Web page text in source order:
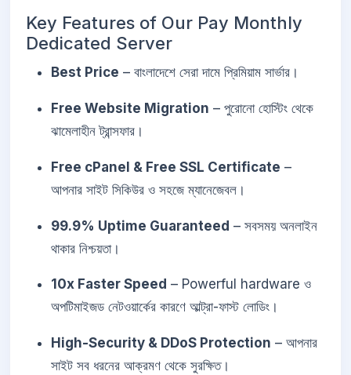
Key Features of Our Pay Monthly
Dedicated Server
Best Price – বাংলাদেশে সেরা দামে প্রিমিয়াম সার্ভার।
Free Website Migration – পুরোনো হোস্টিং থেকে
ঝামেলাহীন ট্রান্সফার।
Free cPanel & Free SSL Certificate –
আপনার সাইট সিকিউর ও সহজে ম্যানেজেবল।
99.9% Uptime Guaranteed – সবসময় অনলাইন
থাকার নিশ্চয়তা।
10x Faster Speed – Powerful hardware ও
অপটিমাইজড নেটওয়ার্কের কারণে আল্ট্রা-ফাস্ট লোডিং।
High-Security & DDoS Protection – আপনার
সাইট সব ধরনের আক্রমণ থেকে সুরক্ষিত।